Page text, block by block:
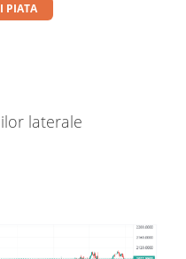
PIATA
laterale